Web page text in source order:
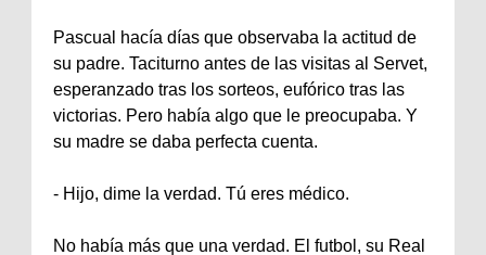
Pascual hacía días que observaba la actitud de
su padre. Taciturno antes de las visitas al Servet,
esperanzado tras los sorteos, eufórico tras las
victorias. Pero había algo que le preocupaba. Y
su madre se daba perfecta cuenta.
‐ Hijo, dime la verdad. Tú eres médico.
No había más que una verdad. El futbol, su Real